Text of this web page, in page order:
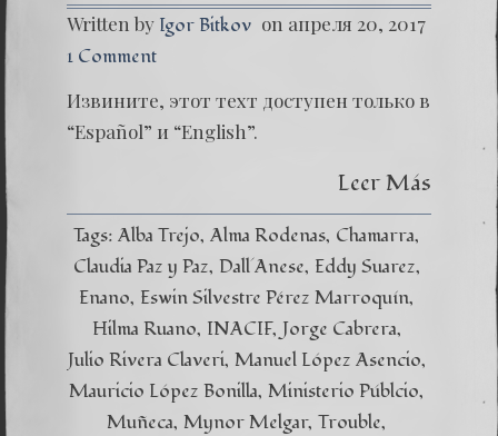
Written by Igor Bitkov on апреля 20, 2017
1 Comment
Извините, этот техт доступен только в
“Español” и “English”.
Leer Más
Tags: Alba Trejo Alma Rodenas Chamarra
Claudia Paz y Paz Dall´Anese Eddy Suarez
Enano Eswin Silvestre Pérez Marroquín
Hilma Ruano INACIF Jorge Cabrera
Julio Rivera Claveri Manuel López Asencio
Mauricio López Bonilla Ministerio Públcio
Muñeca Mynor Melgar Trouble